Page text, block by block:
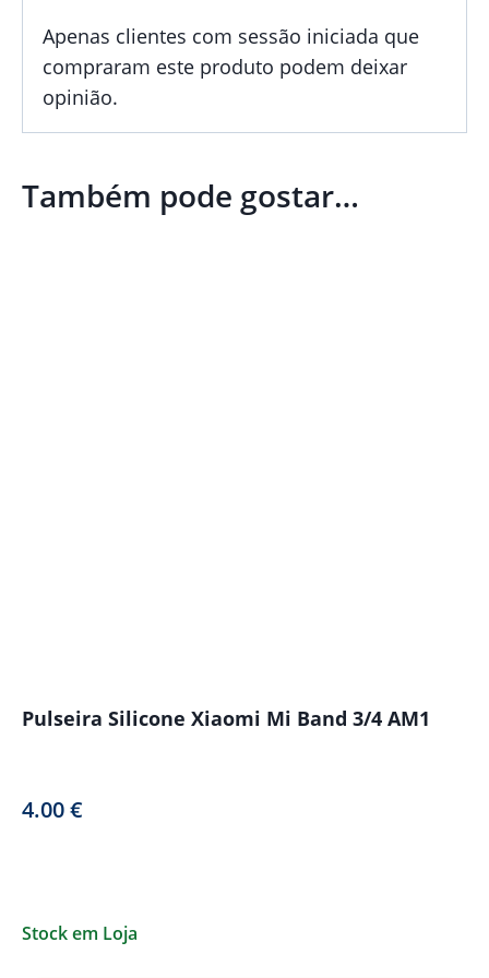
Apenas clientes com sessão iniciada que
compraram este produto podem deixar
opinião.
Também pode gostar…
Pulseira Silicone Xiaomi Mi Band 3/4 AM1
4.00€
Stock em Loja